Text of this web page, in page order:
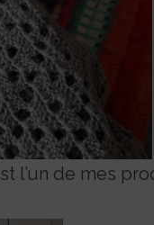
l’un de mes